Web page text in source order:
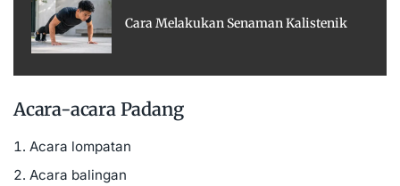
Cara Melakukan Senaman Kalistenik
Acara-acara Padang
Acara lompatan
Acara balingan